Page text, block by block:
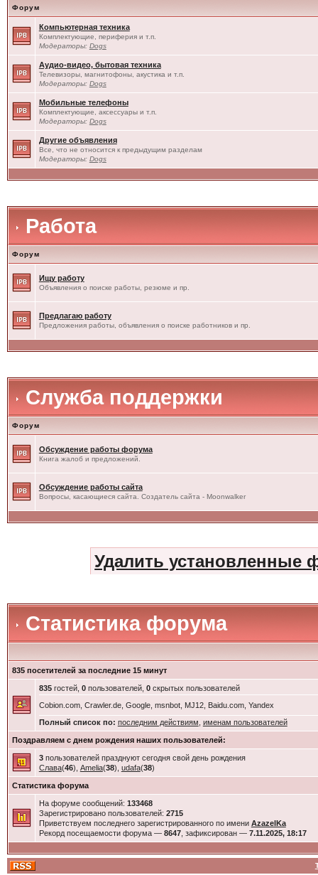
Форум
Компьютерная техника
Комплектующие, периферия и т.п.
Модераторы: Dogs
Аудио-видео, бытовая техника
Телевизоры, магнитофоны, акустика и т.п.
Модераторы: Dogs
Мобильные телефоны
Комплектующие, аксессуары и т.п.
Модераторы: Dogs
Другие объявления
Все, что не относится к предыдущим разделам
Модераторы: Dogs
Работа
Форум
Ищу работу
Объявления о поиске работы, резюме и пр.
Предлагаю работу
Предложения работы, объявления о поиске работников и пр.
Служба поддержки
Форум
Обсуждение работы форума
Книга жалоб и предложений.
Обсуждение работы сайта
Вопросы, касающиеся сайта. Создатель сайта - Moonwalker
Удалить установленные
Статистика форума
835 посетителей за последние 15 минут
835гостей, 0пользователей, 0скрытых пользователей
Cobion.com, Crawler.de, Google, msnbot, MJ12, Baidu.com, Yandex
Полный список по: последним действиям именам пользователей
Поздравляем с днем рождения наших пользователей:
3пользователей празднуют сегодня свой день рождения
Слава(46), Amelia(38), udafa(38)
Статистика форума
На форуме сообщений: 133468
Зарегистрировано пользователей: 2715
Приветствуем последнего зарегистрированного по имени AzazelKa
Рекорд посещаемости форума — 8647, зафиксирован — 7.11.2025, 18:17